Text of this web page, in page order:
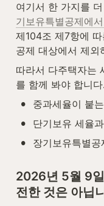
여기서 한 가지를
기보유특별공제에
제104조 제7항에
공제 대상에서 제외
따라서 다주택자는
를 함께 봐야 합니다.
• 중과세율이 붙
• 단기보유 세율
• 장기보유특별
2026년 5월 9
전한 것은 아닙